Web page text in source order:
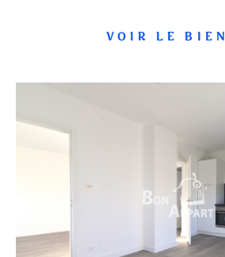
VOIR LE BIEN